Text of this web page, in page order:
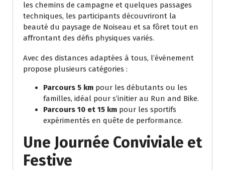
les chemins de campagne et quelques passages
techniques, les participants découvriront la
beauté du paysage de Noiseau et sa fôret tout en
affrontant des défis physiques variés.
Avec des distances adaptées à tous, l’événement
propose plusieurs catégories :
Parcours 5 km pour les débutants ou les
familles, idéal pour s’initier au Run and Bike.
Parcours 10 et 15 km pour les sportifs
expérimentés en quête de performance.
Une Journée Conviviale et
Festive